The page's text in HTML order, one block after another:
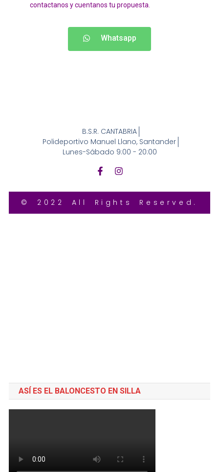
contactanos y cuentanos tu propuesta.
Whatsapp
B.S.R. CANTABRIA
Polideportivo Manuel Llano, Santander
Lunes-Sábado 9:00 - 20:00
© 2022 All Rights Reserved.
ASÍ ES EL BALONCESTO EN SILLA